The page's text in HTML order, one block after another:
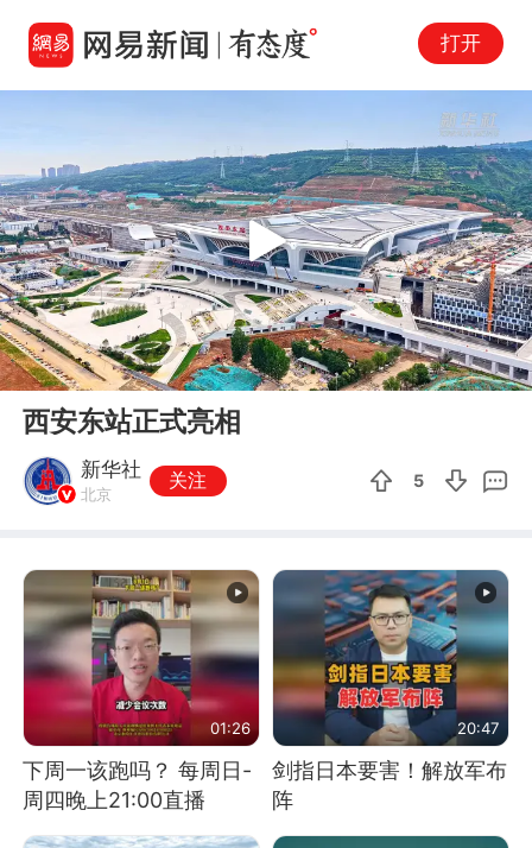
打开
00:00 00:41
Play
西安东站正式亮相
新华社
北京
关注 5
01:26
下周一该跑吗？ 每周日-
周四晚上21:00直播
20:47
剑指日本要害！解放军布
阵